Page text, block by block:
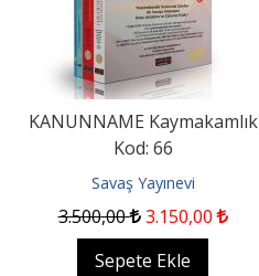
KANUNNAME Kaymakamlık
Kod: 66
Savaş Yayınevi
3.500,00 3.150,00
Sepete Ekle